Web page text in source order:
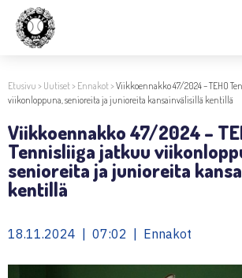
Etusivu > Uutiset> Ennakot>Viikkoennakko 47/2024 – TEHO
viikonloppuna, senioreita ja junioreita kansainvälisillä kentillä
Viikkoennakko 47/2024 –
Tennisliiga jatkuu
senioreita ja junioreita
kentillä
18.11.2024 | 07:02 | Ennakot